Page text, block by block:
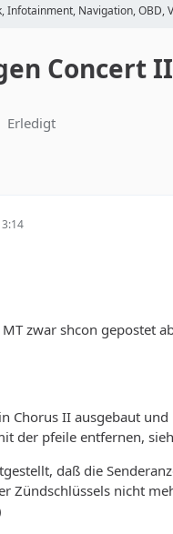
Infotainment, Navigation, OBD,
Concert
Erledigt
zwar shcon gepostet
Chorus II ausgebaut
der pfeile entfernen,
daß die
Zündschlüssels nicht